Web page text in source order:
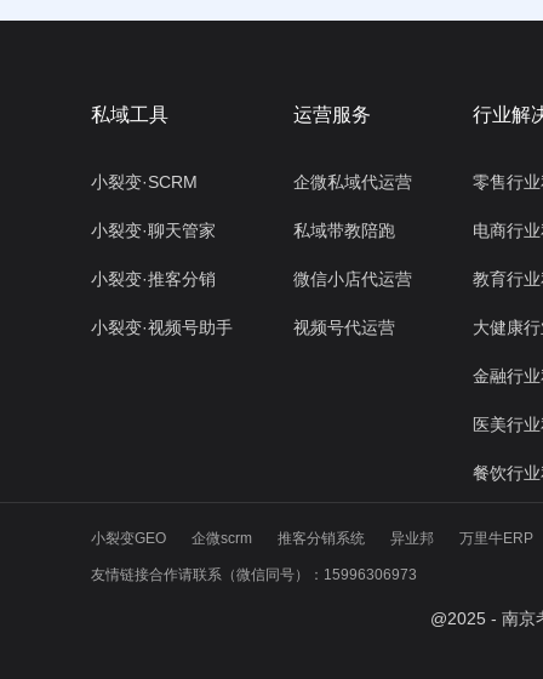
私域工具
小裂变·SCRM
小裂变·聊天管家
小裂变·推客分销
小裂变·视频号助手
运营服务
企微私域代运营
私域带教陪跑
微信小店代运营
视频号代运营
行业解
零售行
电商行
教育行
大健康
金融行
医美行
餐饮行
小裂变GEO 企微scrm 推客分销系统 异业邦 万里牛ERP
友情链接合作请联系（微信同号）：15996306973
@2025 - 南京